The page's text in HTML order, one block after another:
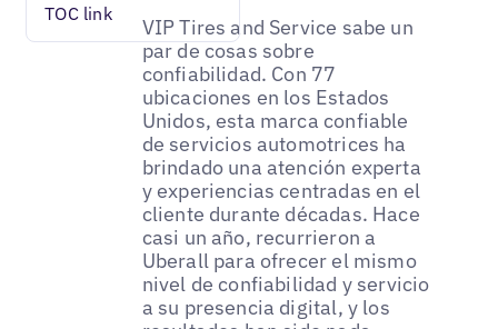
TOC link
VIP Tires and Service sabe un
par de cosas sobre
confiabilidad. Con 77
ubicaciones en los Estados
Unidos, esta marca confiable
de servicios automotrices ha
brindado una atención experta
y experiencias centradas en el
cliente durante décadas. Hace
casi un año, recurrieron a
Uberall para ofrecer el mismo
nivel de confiabilidad y servicio
a su presencia digital, y los